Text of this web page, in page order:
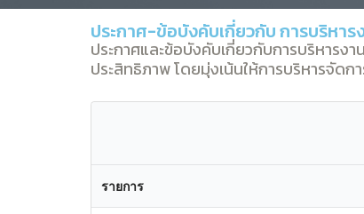
ประกาศ-ข้อบังคับเกี่ยวกับ การบริหา
ประกาศและข้อบังคับเกี่ยวกับการบริหารง
ประสิทธิภาพ โดยมุ่งเน้นให้การบริหารจั
รายการ